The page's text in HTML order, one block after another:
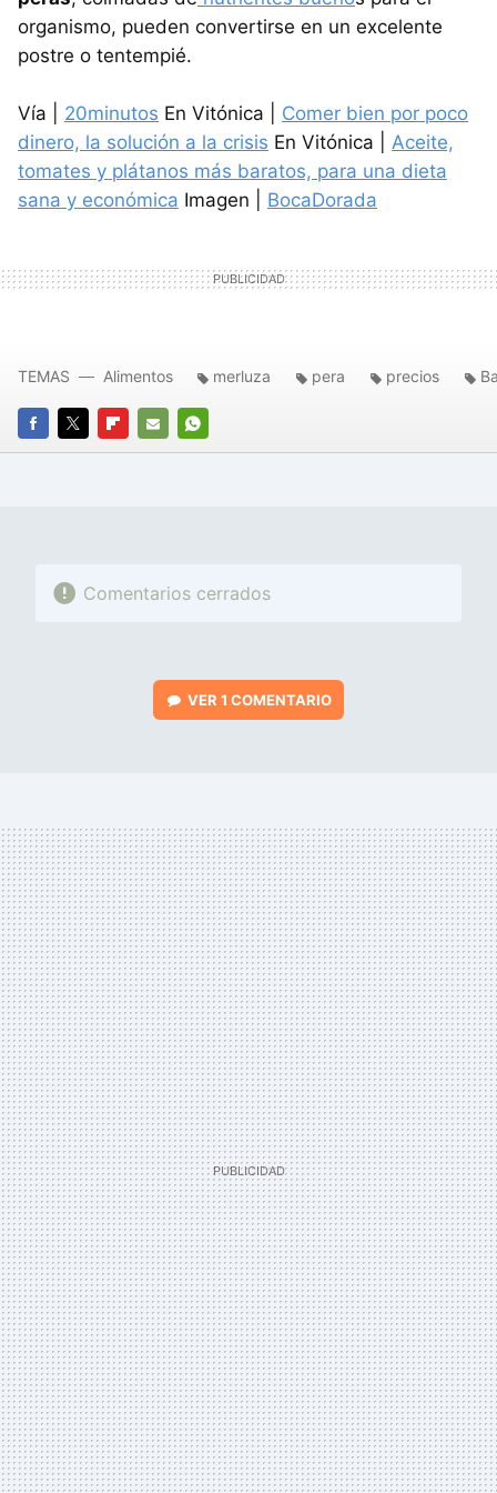
organismo, pueden convertirse en un excelente
postre o tentempié.
Vía | 20minutos En Vitónica | Comer bien por poco
dinero, la solución a la crisis En Vitónica | Aceite,
tomates y plátanos más baratos, para una dieta
sana y económica Imagen | BocaDorada
FACEBOOK
TWITTERFLIPBOARD
E-
WHATSAPP
TEMAS Alimentos merluza pera precios
Comentarios cerrados
VER 1 COMENTARIO